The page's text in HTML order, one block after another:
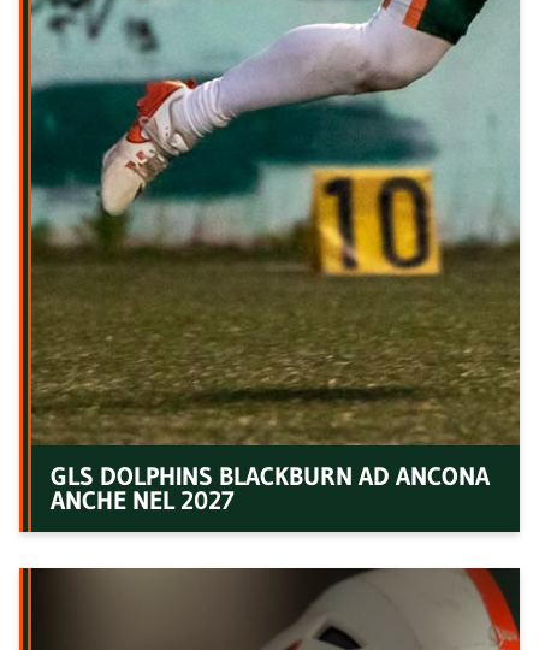
GLS DOLPHINS BLACKBURN AD ANCONA
ANCHE NEL 2027